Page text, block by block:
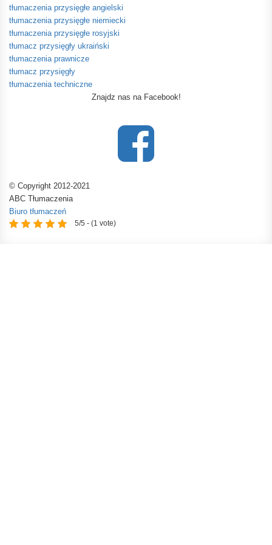
tłumaczenia przysięgłe angielski
tłumaczenia przysięgłe niemiecki
tłumaczenia przysięgłe rosyjski
tłumacz przysięgły ukraiński
tłumaczenia prawnicze
tłumacz przysięgły
tłumaczenia techniczne
Znajdz nas na Facebook!
© Copyright 2012-2021
ABC Tłumaczenia
Biuro tłumaczeń
5/5 - (1 vote)